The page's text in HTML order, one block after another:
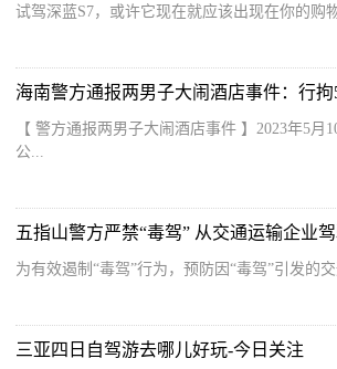
试驾深蓝S7，或许它现在就应该出现在你的购
海南警方通报两男子大闹酒店事件：行拘
【 警方通报两男子大闹酒店事件 】2023年5月
公...
五指山警方严禁“毒驾” 从交通运输企业
为有效遏制“毒驾”行为，预防因“毒驾”引发的
三亚四日自驾游去哪儿好玩-今日关注